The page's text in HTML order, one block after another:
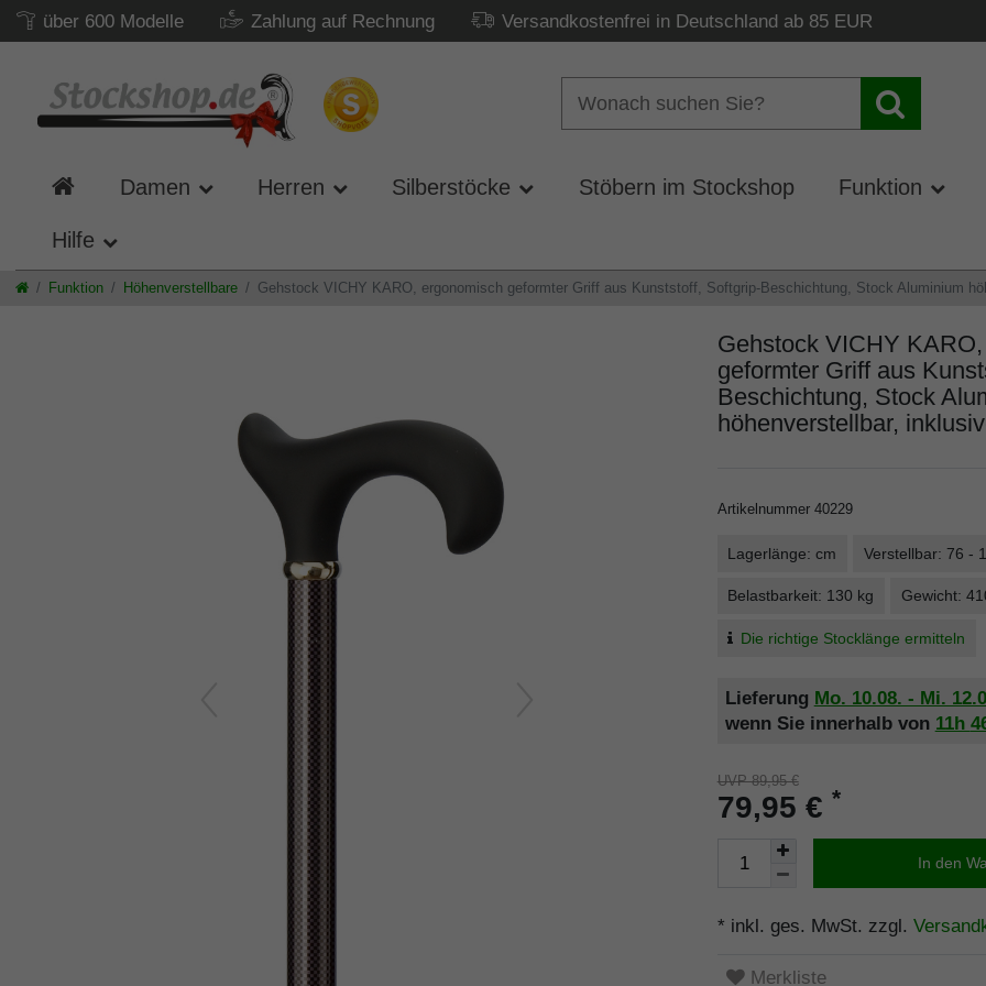
über 600 Modelle Zahlung auf Rechnung Versandkostenfrei in Deutschland ab 85 EUR
Damen Herren Silberstöcke Stöbern im Stockshop Funktion
Hilfe
Funktion Höhenverstellbare Gehstock VICHY KARO, ergonomisch geformter Griff aus Kunststoff, Softgrip-Beschichtung, Stock Aluminium
Gehstock VICHY
geformter Griff aus
Beschichtung, Stock
höhenverstellbar,
Artikelnummer 40229
Lagerlänge: cm Verstellbar: 76 -
Belastbarkeit: 130 kg Gewicht:
Die richtige Stocklänge ermitteln
Lieferung Mo. 10.08. - Mi.
wenn Sie innerhalb von 11h
UVP 89,95 €
79,95 € *
In den
* inkl. ges. MwSt. zzgl.
Merkliste